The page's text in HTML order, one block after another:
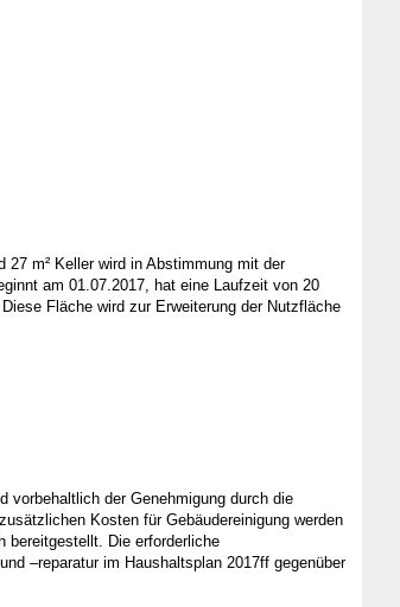
m² Keller wird in Abstimmung mit der
am 01.07.2017, hat eine Laufzeit von 20
Fläche wird zur Erweiterung der Nutzfläche
vorbehaltlich der Genehmigung durch die
Kosten für Gebäudereinigung werden
bereitgestellt. Die erforderliche
–reparatur im Haushaltsplan 2017ff gegenüber